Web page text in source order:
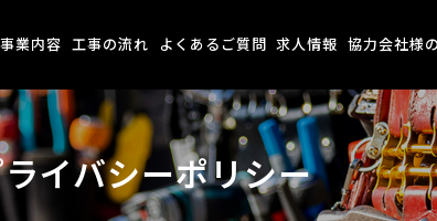
事業内容 工事の流れ よくあるご質問 求人情報 協力会社様
イバシーポリシー